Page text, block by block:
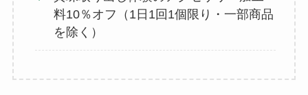
料10％オフ（1日1回1個限り・一部商品
を除く）